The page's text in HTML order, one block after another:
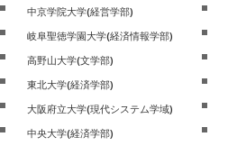
中京学院大学(経営学部)
岐阜聖徳学園大学(経済情報学部)
高野山大学(文学部)
東北大学(経済学部)
大阪府立大学(現代システム学域)
中央大学(経済学部)